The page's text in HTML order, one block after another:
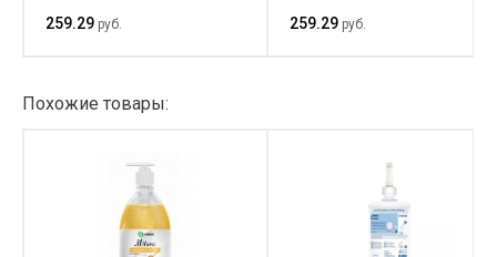
259.29 руб.
259.29 руб.
Похожие товары: